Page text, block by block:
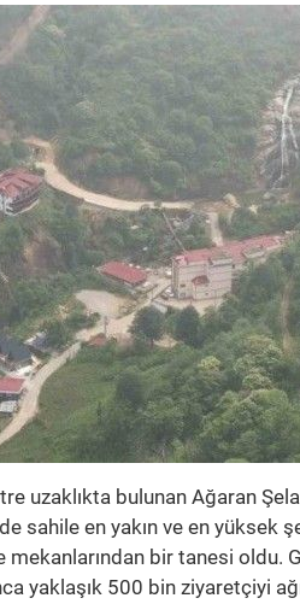
uzaklıkta bulunan Ağaran
sahile en yakın ve en yüksek
bir tanesi oldu.
yaklaşık 500 bin ziyaretçiyi